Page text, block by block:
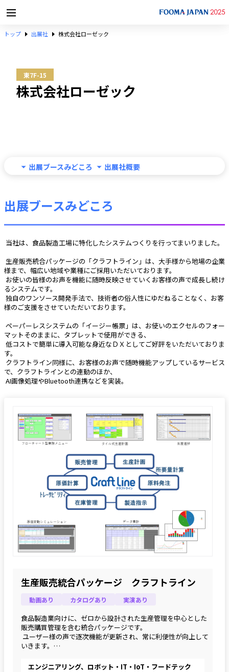
トップ 出展社 株式会社ローゼック
東7F-15
株式会社ローゼック
出展ブースみどころ 出展社概要
出展ブースみどころ
当社は、食品製造工場に特化したシステムつくりを行ってまいりました。
様まで、幅広い地域や業種にご採用いただいております。
るシステムです。
様のご支援をさせていただいております。
マットそのままに、タブレットで使用ができる、
す。
で、クラフトラインとの連動のほか、
AI画像処理やBluetooth連携などを実装。
生産販売統合パッケージ クラフトライン
動画あり カタログあり 実演あり
食品製造業向けに、ゼロから設計された生産管理を中心とした
販売購買管理を含む統合パッケージです。
ユーザー様の声で逐次機能が更新され、常に利便性が向上して
いきます。
ト面でもお勧めいたします。
エンジニアリング、ロボット・IT・IoT・フードテック